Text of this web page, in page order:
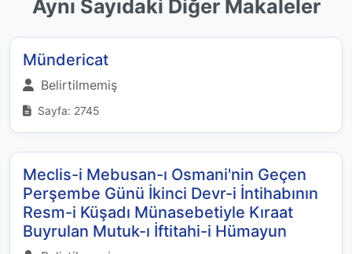
Aynı Sayıdaki Diğer Makaleler
Mündericat
Belirtilmemiş
Sayfa: 2745
Meclis-i Mebusan-ı Osmani'nin Geçen
Perşembe Günü İkinci Devr-i İntihabının
Resm-i Küşadı Münasebetiyle Kıraat
Buyrulan Mutuk-ı İftitahi-i Hümayun